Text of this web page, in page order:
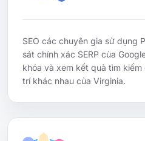
SEO các chuyên gia sử dụng
sát chính xác SERP của
khóa và xem kết quả tìm
trí khác nhau của Virginia.